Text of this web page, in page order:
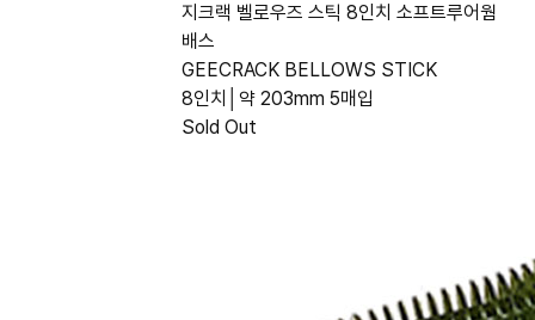
지크랙 벨로우즈 스틱 8인치 소프트루어웜
배스
GEECRACK BELLOWS STICK
8인치│약 203mm 5매입
Sold Out